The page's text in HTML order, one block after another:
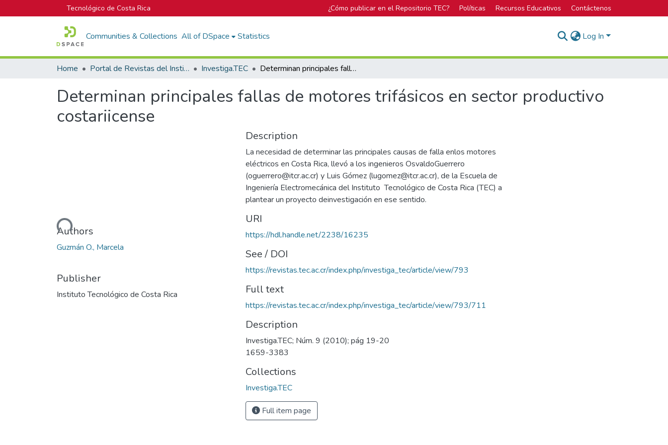
Tecnológico de Costa Rica ¿Cómo publicar en el Repositorio TEC? Políticas Recursos Educativos Contáctenos
Communities & Collections All of DSpace Statistics Log In
Home Portal de Revistas del Instituto Tecnológico de Costa Rica Investiga.TEC Determinan principales fallas de motores trifásicos en sector productivo costariicense
Determinan principales fallas de motores trifásicos en sector productivo
costariicense
Loading...
Authors
Guzmán O., Marcela
Publisher
Instituto Tecnológico de Costa Rica
Description
La necesidad de determinar las principales causas de falla enlos motores
eléctricos en Costa Rica, llevó a los ingenieros OsvaldoGuerrero
(oguerrero@itcr.ac.cr) y Luis Gómez (lugomez@itcr.ac.cr), de la Escuela de
Ingeniería Electromecánica del Instituto Tecnológico de Costa Rica (TEC) a
plantear un proyecto deinvestigación en ese sentido.
URI
https://hdl.handle.net/2238/16235
See / DOI
https://revistas.tec.ac.cr/index.php/investiga_tec/article/view/793
Full text
https://revistas.tec.ac.cr/index.php/investiga_tec/article/view/793/711
Description
Investiga.TEC; Núm. 9 (2010); pág 19-20
1659-3383
Collections
Investiga.TEC
Full item page